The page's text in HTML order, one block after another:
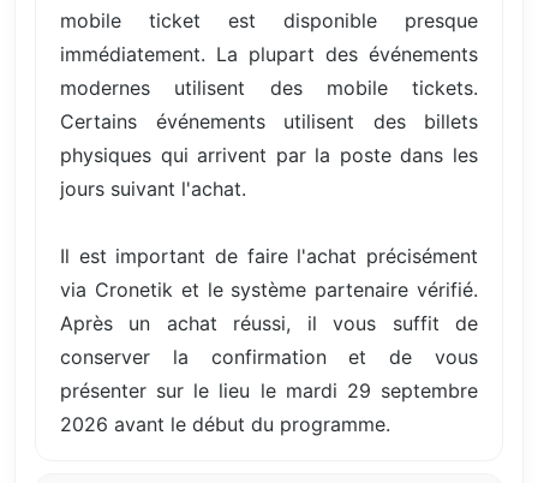
mobile ticket est disponible presque
immédiatement. La plupart des événements
modernes utilisent des mobile tickets.
Certains événements utilisent des billets
physiques qui arrivent par la poste dans les
jours suivant l'achat.
Il est important de faire l'achat précisément
via Cronetik et le système partenaire vérifié.
Après un achat réussi, il vous suffit de
conserver la confirmation et de vous
présenter sur le lieu le mardi 29 septembre
2026 avant le début du programme.